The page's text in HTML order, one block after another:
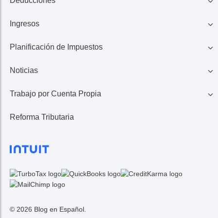
Familia
Educación
Ingresos
401K, IRA, Acciones
Ingresos de Negocio
Planificación de Impuestos
Ahorros
Calculadora de Impuestos
Noticias
Lo Último en Impuestos
Noticias TurboTax
Trabajo por Cuenta Propia
1099 MISC/K
Gastos
Reforma Tributaria
© 2026 Blog en Español.